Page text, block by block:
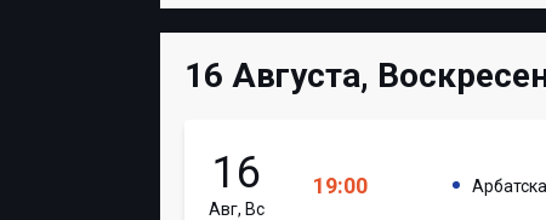
16 Августа,
16
Авг, Вс
19:00